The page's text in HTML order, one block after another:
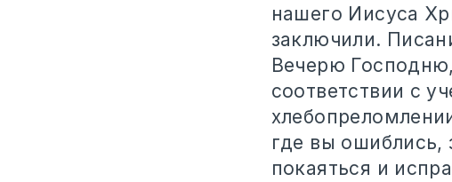
нашего Иисуса
заключили.
Вечерю
соответствии с
где вы ошиблись,
покаяться и